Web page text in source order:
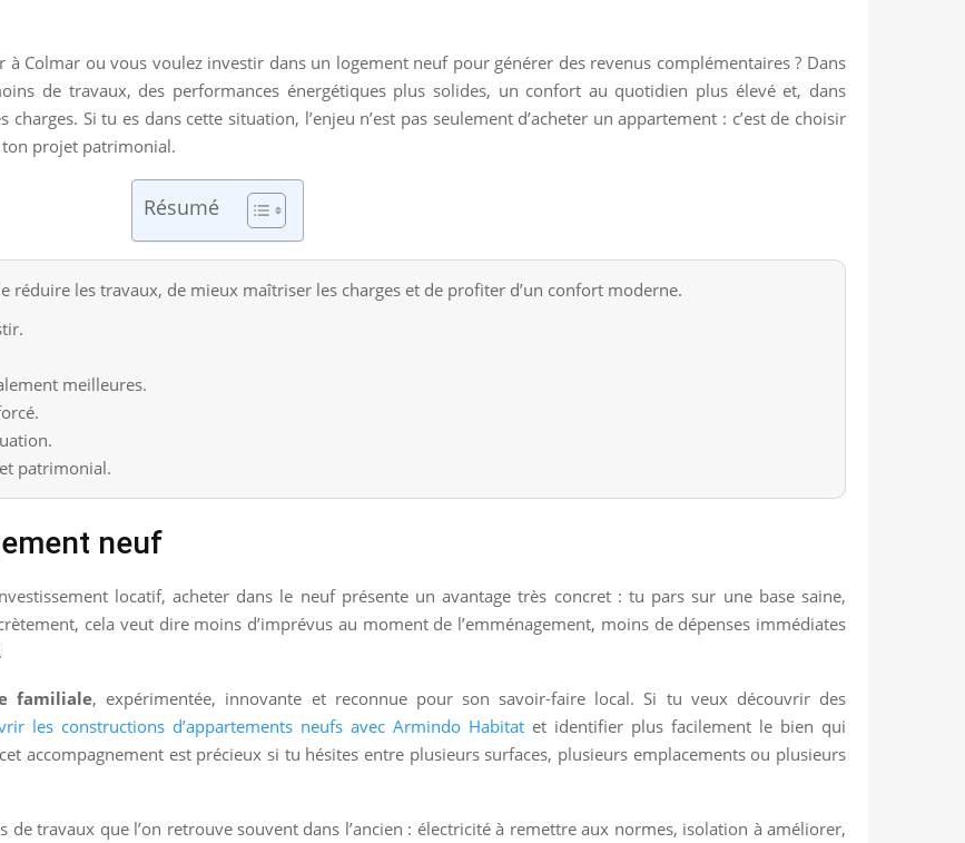
à Colmar ou vous voulez investir dans un logement neuf pour générer des revenus complémentaires ? Dans
de travaux, des performances énergétiques plus solides, un confort au quotidien plus élevé et, dans
Si tu es dans cette situation, l’enjeu n’est pas seulement d’acheter un appartement : c’est de choisir
projet patrimonial.
Résumé
réduire les travaux, de mieux maîtriser les charges et de profiter d’un confort moderne.
meilleures.
patrimonial.
neuf
locatif, acheter dans le neuf présente un avantage très concret : tu pars sur une base saine,
cela veut dire moins d’imprévus au moment de l’emménagement, moins de dépenses immédiates
familiale, expérimentée, innovante et reconnue pour son savoir-faire local. Si tu veux découvrir des
les constructions d’appartements neufs avec Armindo Habitat et identifier plus facilement le bien qui
accompagnement est précieux si tu hésites entre plusieurs surfaces, plusieurs emplacements ou plusieurs
de travaux que l’on retrouve souvent dans l’ancien : électricité à remettre aux normes, isolation à améliorer,